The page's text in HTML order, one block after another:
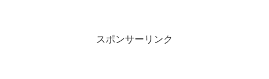
スポンサーリンク